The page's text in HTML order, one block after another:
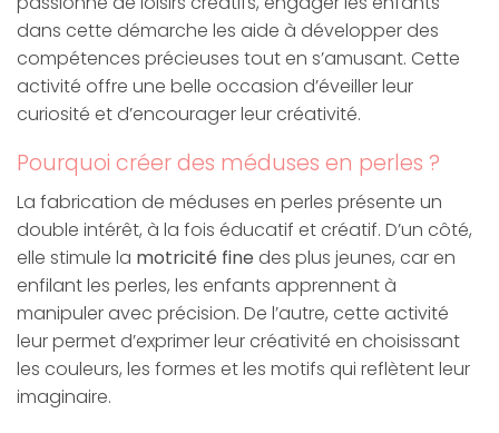
dans cette démarche les aide à développer des
compétences précieuses tout en s’amusant. Cette
activité offre une belle occasion d’éveiller leur
curiosité et d’encourager leur créativité.
Pourquoi créer des méduses en perles ?
La fabrication de méduses en perles présente un
double intérêt, à la fois éducatif et créatif. D’un côté,
elle stimule la motricité fine des plus jeunes, car en
enfilant les perles, les enfants apprennent à
manipuler avec précision. De l’autre, cette activité
leur permet d’exprimer leur créativité en choisissant
les couleurs, les formes et les motifs qui reflètent leur
imaginaire.